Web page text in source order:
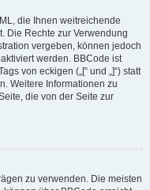
die Ihnen weitreichende
Die Rechte zur Verwendung
vergeben, können jedoch
werden. BBCode ist
von eckigen („[“ und „]“) statt
Weitere Informationen zu
die von der Seite zur
zu verwenden. Die meisten